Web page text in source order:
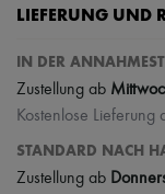
LIEFERUNG UND
IN DER
Zustellung ab
Kostenlose
STANDARD NACH
Zustellung ab